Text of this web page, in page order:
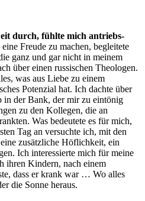
durch, fühlte mich antriebs-
Freude zu machen, begleitete
ganz und gar nicht in meinem
über einen russischen Theologen.
was aus Liebe zu einem
Potenzial hat. Ich dachte über
in der Bank, der mir zu eintönig
zu den Kollegen, die an
Was bedeutete es für mich,
Tag an versuchte ich, mit den
zusätzliche Höflichkeit, ein
Ich interessierte mich für meine
ihren Kindern, nach einem
dass er krank war … Wo alles
die Sonne heraus.